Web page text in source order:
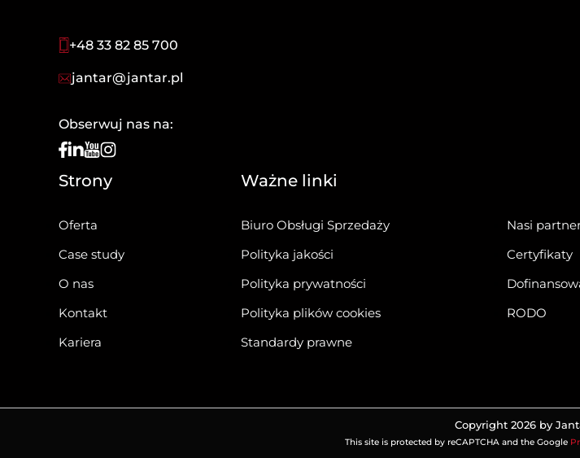
+48 33 82 85 700
jantar@jantar.pl
Obserwuj nas na:
Strony
Oferta
Case study
O nas
Kontakt
Kariera
Ważne linki
Biuro Obsługi Sprzedaży
Polityka jakości
Polityka prywatności
Polityka plików cookies
Standardy prawne
Nasi
Certyfikaty
RODO
Copyright 2026 by
This site is protected by reCAPTCHA and the Google